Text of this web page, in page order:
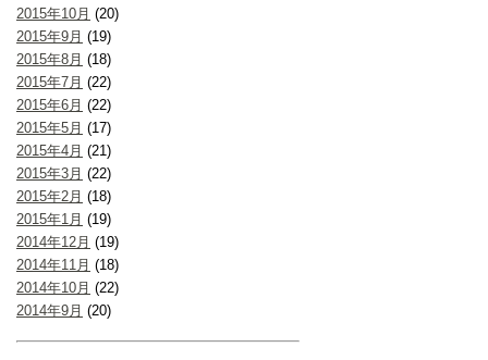
2015年10月 (20)
2015年9月 (19)
2015年8月 (18)
2015年7月 (22)
2015年6月 (22)
2015年5月 (17)
2015年4月 (21)
2015年3月 (22)
2015年2月 (18)
2015年1月 (19)
2014年12月 (19)
2014年11月 (18)
2014年10月 (22)
2014年9月 (20)